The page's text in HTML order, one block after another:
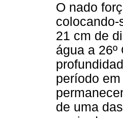
O nado
21 cm de
água a
período
de uma